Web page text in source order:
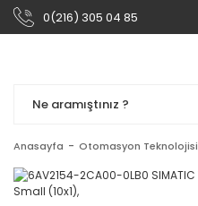
0(216) 305 04 85
Anasayfa Otomasyon Teknolojisi